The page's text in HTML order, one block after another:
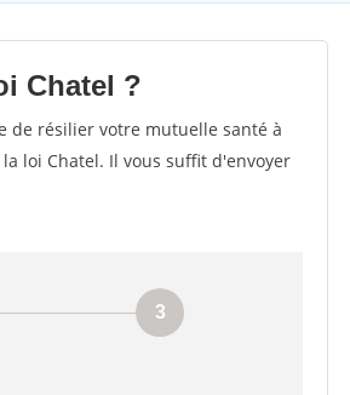
Chatel ?
de résilier votre mutuelle santé à
loi Chatel. Il vous suffit d'envoyer